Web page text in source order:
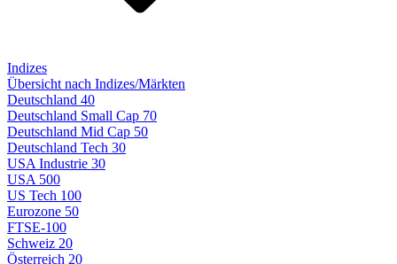
Indizes
Übersicht nach Indizes/Märkten
Deutschland 40
Deutschland Small Cap 70
Deutschland Mid Cap 50
Deutschland Tech 30
USA Industrie 30
USA 500
US Tech 100
Eurozone 50
FTSE-100
Schweiz 20
Österreich 20